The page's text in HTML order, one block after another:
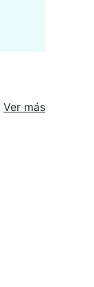
Ver más